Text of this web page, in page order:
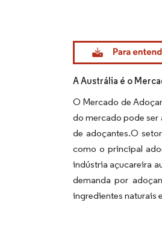
Imagem © Mordor
A Austrália é o
O Mercado de
do mercado pode ser
de adoçantes.O
como o principal
indústria açucareira
demanda por
ingredientes naturais